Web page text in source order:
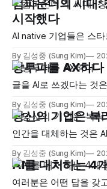
컴파운더의 시대:
시작했다
AI native 기업들은 스
By 김성중 (Sung Kim)
낭투파를 AX하다
글을 AI로 쓰겠다는 것
By 김성중 (Sung Kim)
당신의 기업은 복
인간을 대체하는 것은
By 김성중 (Sung Kim)
AI를 대처하는 4
여러분은 어떤 답을 갖